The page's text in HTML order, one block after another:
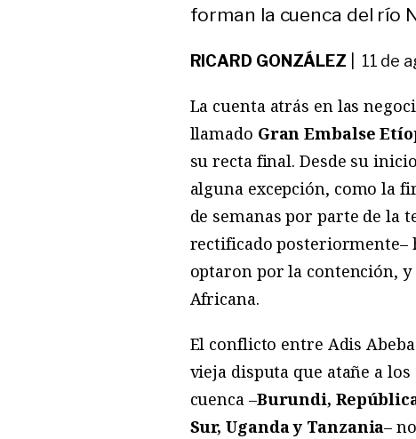
forman la cuenca del río
RICARD GONZÁLEZ | 11 de
La cuenta atrás en las
llamado Gran Embalse
su recta final. Desde su
alguna excepción, como la
de semanas por parte de la
rectificado posteriormente–
optaron por la contención,
Africana.
El conflicto entre Adis
vieja disputa que atañe a
cuenca –Burundi,
Sur, Uganda y Tanzania–